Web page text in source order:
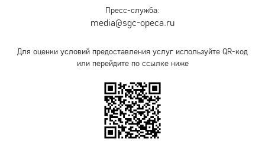
Пресс-служба:
media@sgc-opeca.ru
Для оценки условий предоставления услуг используйте QR-код
или перейдите по ссылке ниже